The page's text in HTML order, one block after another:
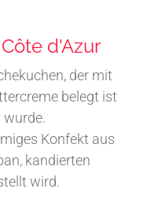
Côte d'Azur
der mit
belegt ist
wurde.
Konfekt aus
kandierten
wird.